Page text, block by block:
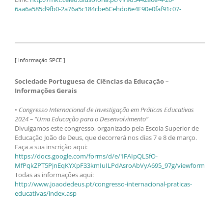
6aa6a585d9fb0-2a76a5c184cbe6Cehdo6e4F90e0faf91c07-
[ Informação SPCE ]
Sociedade Portuguesa de Ciências da Educação –
Informações Gerais
• Congresso Internacional de Investigação em Práticas Educativas
2024 – “Uma Educação para o Desenvolvimento”
Divulgamos este congresso, organizado pela Escola Superior de
Educação João de Deus, que decorrerá nos dias 7 e 8 de março.
Faça a sua inscrição aqui:
https://docs.google.com/forms/d/e/1FAIpQLSfO-
MfPqkZPT5PjnEqKYXpF33kmIuILPdAsroAbVyA695_97g/viewform
Todas as informações aqui:
http://www.joaodedeus.pt/congresso-internacional-praticas-
educativas/index.asp